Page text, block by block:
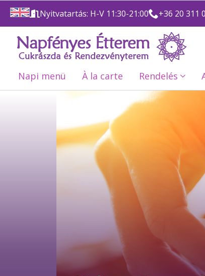
Nyitvatartás: H-V 11:30-21:00 +36 20 311
Napi menü À la carte Rendelés